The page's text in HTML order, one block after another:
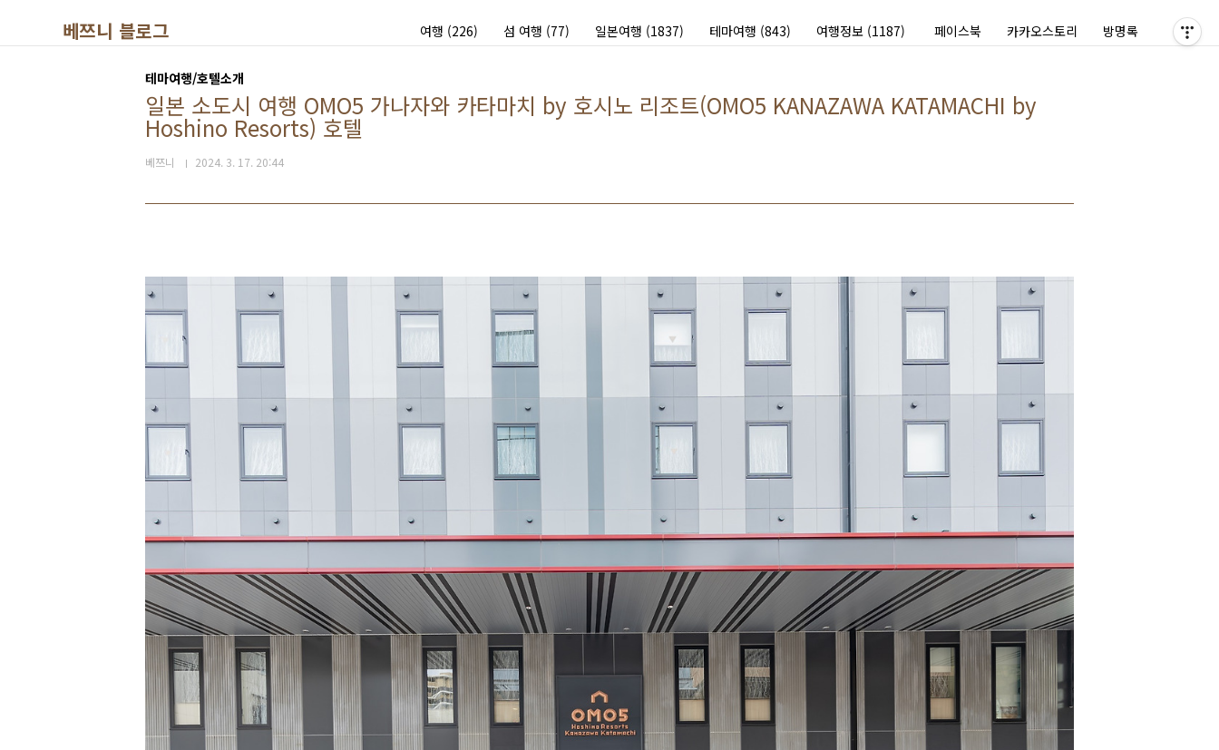
베쯔니 블로그 여행 (226) 섬 여행 (77) 일본여행 (1837) 테마여행 (843) 여행정보 (1187) 페이스북 카카오스토리 방명록
테마여행/호텔소개
일본 소도시 여행 OMO5 가나자와 카타마치 by 호시노 리조트(OMO5 KANAZAWA KATAMACHI by
Hoshino Resorts) 호텔
베쯔니 2024. 3. 17. 20:44